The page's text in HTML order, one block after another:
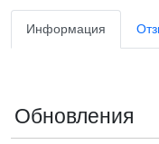
Информация
Обновления